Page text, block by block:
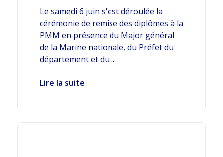
Le samedi 6 juin s'est déroulée la
cérémonie de remise des diplômes à la
PMM en présence du Major général
de la Marine nationale, du Préfet du
département et du ...
Lire la suite